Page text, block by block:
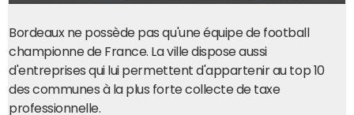
Bordeaux ne possède pas qu'une équipe de football
championne de France. La ville dispose aussi
d'entreprises qui lui permettent d'appartenir au top 10
des communes à la plus forte collecte de taxe
professionnelle.